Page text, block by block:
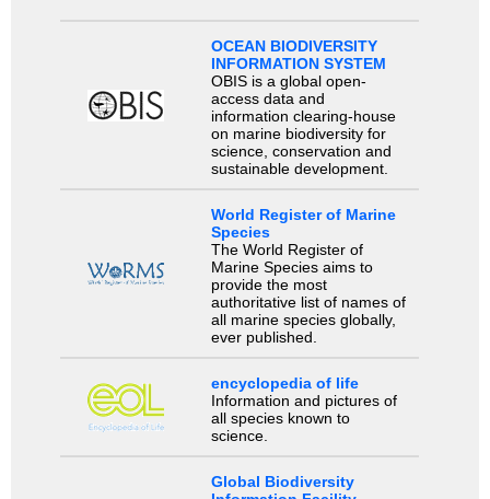
OCEAN BIODIVERSITY
INFORMATION SYSTEM
OBIS is a global open-
access data and
information clearing-house
on marine biodiversity for
science, conservation and
sustainable development.
World Register of Marine
Species
The World Register of
Marine Species aims to
provide the most
authoritative list of names of
all marine species globally,
ever published.
encyclopedia of life
Information and pictures of
all species known to
science.
Global Biodiversity